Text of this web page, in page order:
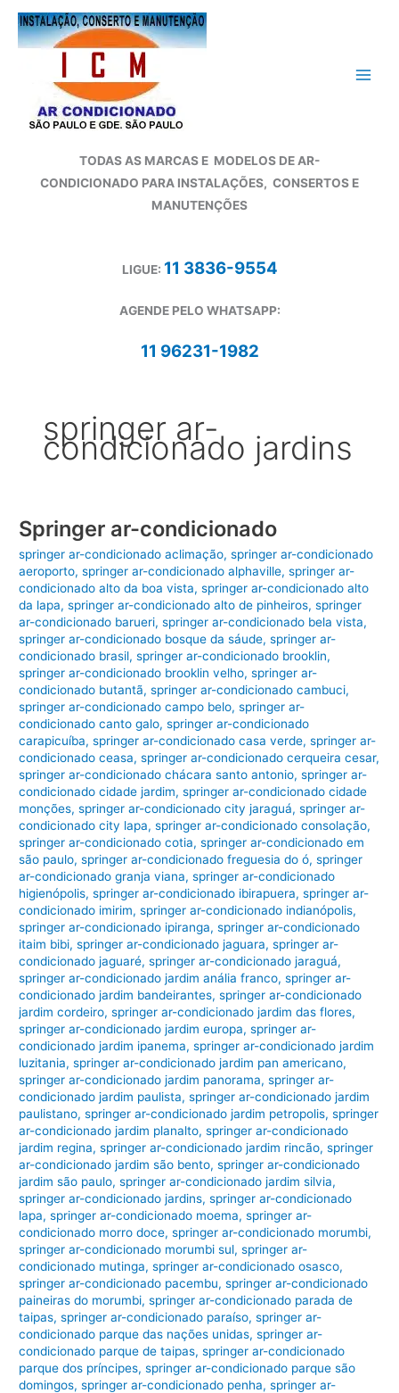
para
TODAS AS MARCAS E MODELOS DE AR-
CONDICIONADO PARA INSTALAÇÕES, CONSERTOS E
MANUTENÇÕES
LIGUE: 11 3836-9554
AGENDE PELO WHATSAPP:
11 96231-1982
springer ar-
condicionado jardins
Springer ar-condicionado
springer ar-condicionado aclimação,springer ar-condicionado
aeroporto,springer ar-condicionado alphaville,springer ar-
condicionado alto da boa vista,springer ar-condicionado alto
da lapa,springer ar-condicionado alto de pinheiros,springer
ar-condicionado barueri,springer ar-condicionado bela vista,
springer ar-condicionado bosque da sáude,springer ar-
condicionado brasil,springer ar-condicionado brooklin,
springer ar-condicionado brooklin velho,springer ar-
condicionado butantã,springer ar-condicionado cambuci,
springer ar-condicionado campo belo,springer ar-
condicionado canto galo,springer ar-condicionado
carapicuíba,springer ar-condicionado casa verde,springer ar-
condicionado ceasa,springer ar-condicionado cerqueira cesar,
springer ar-condicionado chácara santo antonio,springer ar-
condicionado cidade jardim,springer ar-condicionado cidade
monções,springer ar-condicionado city jaraguá,springer ar-
condicionado city lapa,springer ar-condicionado consolação,
springer ar-condicionado cotia,springer ar-condicionado em
são paulo,springer ar-condicionado freguesia do ó,springer
ar-condicionado granja viana,springer ar-condicionado
higienópolis,springer ar-condicionado ibirapuera,springer ar-
condicionado imirim,springer ar-condicionado indianópolis,
springer ar-condicionado ipiranga,springer ar-condicionado
itaim bibi,springer ar-condicionado jaguara,springer ar-
condicionado jaguaré,springer ar-condicionado jaraguá,
springer ar-condicionado jardim anália franco,springer ar-
condicionado jardim bandeirantes,springer ar-condicionado
jardim cordeiro,springer ar-condicionado jardim das flores,
springer ar-condicionado jardim europa,springer ar-
condicionado jardim ipanema,springer ar-condicionado jardim
luzitania,springer ar-condicionado jardim pan americano,
springer ar-condicionado jardim panorama,springer ar-
condicionado jardim paulista,springer ar-condicionado jardim
paulistano,springer ar-condicionado jardim petropolis,springer
ar-condicionado jardim planalto,springer ar-condicionado
jardim regina,springer ar-condicionado jardim rincão,springer
ar-condicionado jardim são bento,springer ar-condicionado
jardim são paulo,springer ar-condicionado jardim silvia,
springer ar-condicionado jardins,springer ar-condicionado
lapa,springer ar-condicionado moema,springer ar-
condicionado morro doce,springer ar-condicionado morumbi,
springer ar-condicionado morumbi sul,springer ar-
condicionado mutinga,springer ar-condicionado osasco,
springer ar-condicionado pacembu,springer ar-condicionado
paineiras do morumbi,springer ar-condicionado parada de
taipas,springer ar-condicionado paraíso,springer ar-
condicionado parque das nações unidas,springer ar-
condicionado parque de taipas,springer ar-condicionado
parque dos príncipes,springer ar-condicionado parque são
domingos,springer ar-condicionado penha,springer ar-